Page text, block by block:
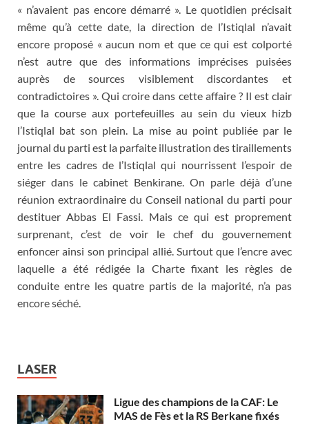
« n’avaient pas encore démarré ». Le quotidien précisait
même qu’à cette date, la direction de l’Istiqlal n’avait
encore proposé « aucun nom et que ce qui est colporté
n’est autre que des informations imprécises puisées
auprès de sources visiblement discordantes et
contradictoires ». Qui croire dans cette affaire ? Il est clair
que la course aux portefeuilles au sein du vieux hizb
l’Istiqlal bat son plein. La mise au point publiée par le
journal du parti est la parfaite illustration des tiraillements
entre les cadres de l’Istiqlal qui nourrissent l’espoir de
siéger dans le cabinet Benkirane. On parle déjà d’une
réunion extraordinaire du Conseil national du parti pour
destituer Abbas El Fassi. Mais ce qui est proprement
surprenant, c’est de voir le chef du gouvernement
enfoncer ainsi son principal allié. Surtout que l’encre avec
laquelle a été rédigée la Charte fixant les règles de
conduite entre les quatre partis de la majorité, n’a pas
encore séché.
LASER
Ligue des champions de la CAF: Le
MAS de Fès et la RS Berkane fixés